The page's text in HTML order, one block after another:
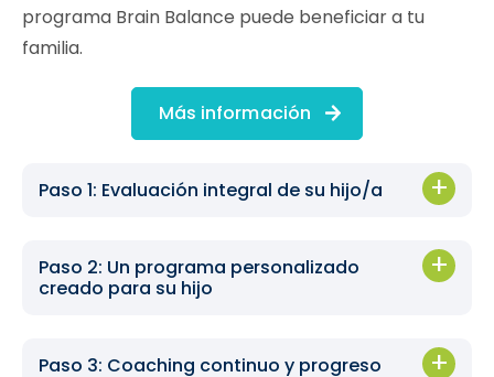
programa Brain Balance puede beneficiar a tu
familia.
Más información
Paso 1: Evaluación integral de su hijo/a
Paso 2: Un programa personalizado
creado para su hijo
Paso 3: Coaching continuo y progreso